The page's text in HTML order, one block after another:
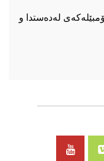
لەدەستدا و